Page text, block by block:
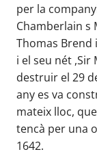
per la
Chamberlain s
Thomas Brend
i el seu nét ,Sir
destruir el 29
any es va
mateix lloc,
tencà per una
1642.